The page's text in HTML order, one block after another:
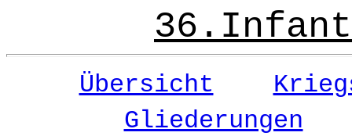
Übersicht
Gliederungen